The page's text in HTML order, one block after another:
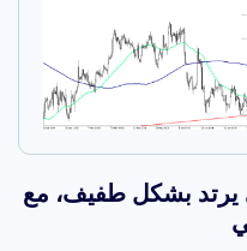
يرتد بشكل طفيف، مع